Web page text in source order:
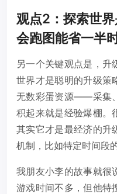
观点2：探索世
会跑图能省一半
另一个关键观点是，升
世界才是聪明的升级策
无数彩蛋资源——采集
积起来就是经验爆棚。
其实它才是最经济的升
机制，比如特定时间段
我朋友小李的故事就很
游戏时间不多，但他特